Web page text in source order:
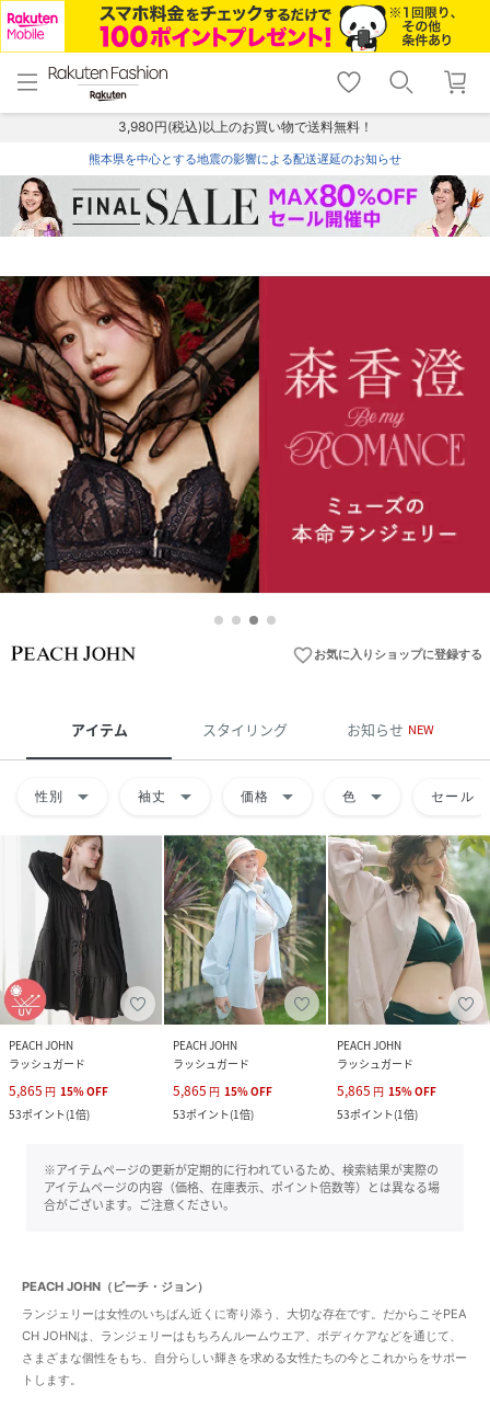
menu home
トップ
shopping_cart lock_outline
ログイン
3,980円(税込)以上のお買い物で送料無料！
熊本県を中心とする地震の影響による配送遅延のお知らせ
favorite_borderお気に入りショップに登録する
アイテム スタイリング お知らせ NEW
性別 arrow_drop_down 袖丈 arrow_drop_down 価格 arrow_drop_down 色 arrow_drop_down セール
PEACH JOHN
ラッシュガード
5,865 円 15%OFF
53ポイント(1倍)
PEACH JOHN
ラッシュガード
5,865 円 15%OFF
53ポイント(1倍)
PEACH JOHN
ラッシュガード
5,865 円 15%OFF
53ポイント(1倍)
※アイテムページの更新が定期的に行われているため、検索結果が実際の
アイテムページの内容（価格、在庫表示、ポイント倍数等）とは異なる場
合がございます。ご注意ください。
PEACH JOHN（ピーチ・ジョン）
ランジェリーは女性のいちばん近くに寄り添う、大切な存在です。だからこそPEA
CH JOHNは、ランジェリーはもちろんルームウエア、ボディケアなどを通じて、
さまざまな個性をもち、自分らしい輝きを求める女性たちの今とこれからをサポー
トします。